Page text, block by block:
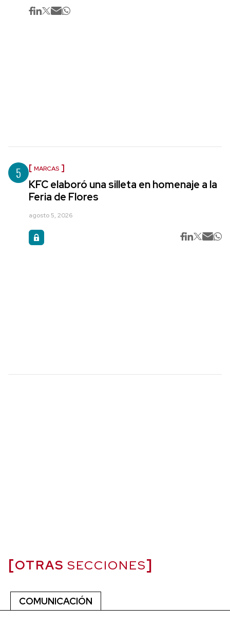
5 MARCAS
KFC elaboró una silleta en homenaje a la
Feria de Flores
agosto 5, 2026
OTRAS SECCIONES
COMUNICACIÓN